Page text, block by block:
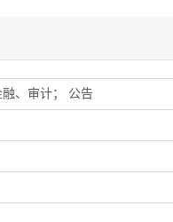
、审计； 公告